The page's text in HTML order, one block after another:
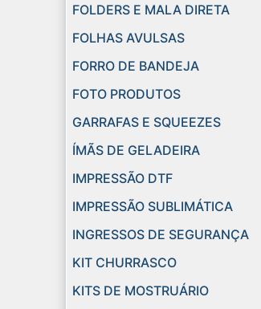
FOLDERS E MALA DIRETA
FOLHAS AVULSAS
FORRO DE BANDEJA
FOTO PRODUTOS
GARRAFAS E SQUEEZES
ÍMÃS DE GELADEIRA
IMPRESSÃO DTF
IMPRESSÃO SUBLIMÁTICA
INGRESSOS DE SEGURANÇA
KIT CHURRASCO
KITS DE MOSTRUÁRIO